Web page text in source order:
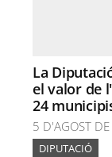
La
el valor de
24
5 D'AGOST
DIPUTACIÓ